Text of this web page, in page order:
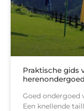
Praktische gids
herenondergoed
Goed ondergoed
Een knellende